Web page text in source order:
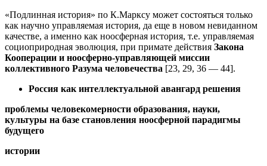
«Подлинная история» по К.Марксу может состояться только
как научно управляемая история, да еще в новом невиданном
качестве, а именно как ноосферная история, т.е. управляемая
социоприродная эволюция, при примате действия Закона
Кооперации и ноосферно-управляющей миссии
коллективного Разума человечества [23, 29, 36 — 44].
Россия как интеллектуальной авангард решения
проблемы человекомерности образования, науки,
культуры на базе становления ноосферной парадигмы
будущего
истории